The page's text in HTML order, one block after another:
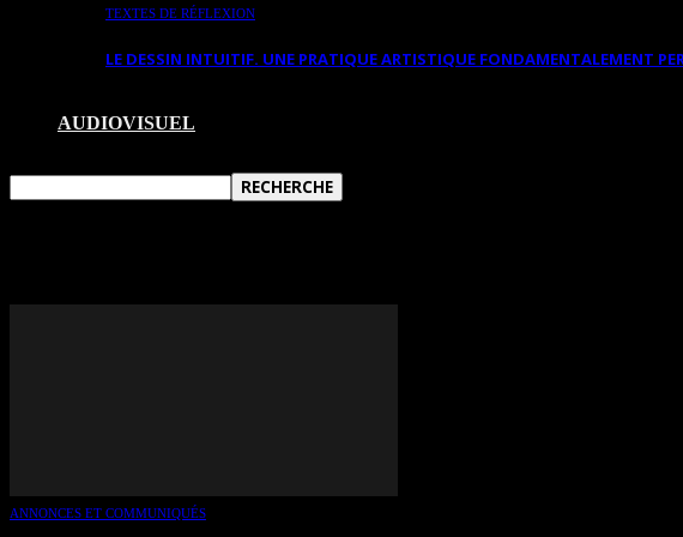
TEXTES DE RÉFLEXION
LE DESSIN INTUITIF. UNE PRATIQUE ARTISTIQUE FONDAMENTALEMENT
AUDIOVISUEL
ANNONCES ET COMMUNIQUÉS